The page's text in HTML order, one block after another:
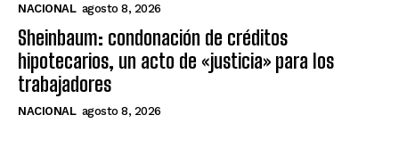
NACIONAL agosto 8, 2026
Sheinbaum: condonación de créditos
hipotecarios, un acto de «justicia» para los
trabajadores
NACIONAL agosto 8, 2026